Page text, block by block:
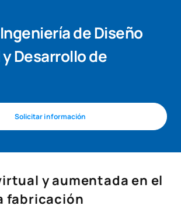
de Diseño
Desarrollo de
Solicitar información
y aumentada en el
fabricación